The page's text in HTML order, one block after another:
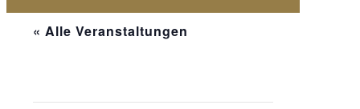
« Alle Veranstaltungen